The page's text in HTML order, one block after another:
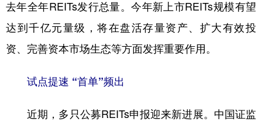
彩票 娱乐 时尚
去年全年REITs发行总量。今年新上市REITs规模有望
达到千亿元量级，将在盘活存量资产、扩大有效投
资、完善资本市场生态等方面发挥重要作用。
试点提速 “首单”频出
近期，多只公募REITs申报迎来新进展。中国证监